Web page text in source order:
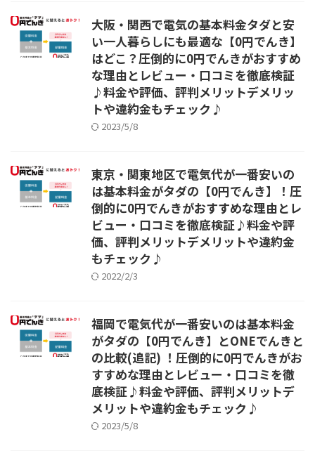
大阪・関西で電気の基本料金タダと安
い一人暮らしにも最適な【0円でんき】
はどこ？圧倒的に0円でんきがおすすめ
な理由とレビュー・口コミを徹底検証
♪料金や評価、評判メリットデメリッ
トや違約金もチェック♪
2023/5/8
東京・関東地区で電気代が一番安いの
は基本料金がタダの【0円でんき】！圧
倒的に0円でんきがおすすめな理由とレ
ビュー・口コミを徹底検証♪料金や評
価、評判メリットデメリットや違約金
もチェック♪
2022/2/3
福岡で電気代が一番安いのは基本料金
がタダの【0円でんき】とONEでんきと
の比較(追記) ！圧倒的に0円でんきがお
すすめな理由とレビュー・口コミを徹
底検証♪料金や評価、評判メリットデ
メリットや違約金もチェック♪
2023/5/8